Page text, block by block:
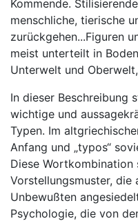
Kommende.
menschliche, tierische
zurückgehen...Figuren
meist unterteilt in
Unterwelt und
In dieser Beschreibung
wichtige und
Typen. Im
Anfang und „typos“
Diese
Vorstellungsmuster,
Unbewußten
Psychologie, die von